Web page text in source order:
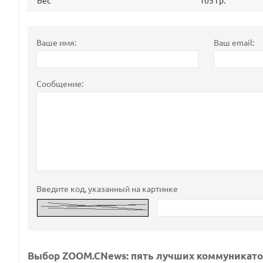
Ваше имя: Ваш email:
Сообщение:
Введите код, указанный на картинке
Выбор ZOOM.CNews: пять лучших